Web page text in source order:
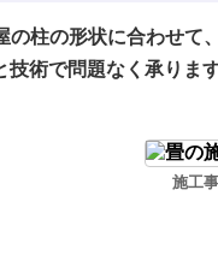
柱の形状に合わせ
術で問題なく承ります
施工